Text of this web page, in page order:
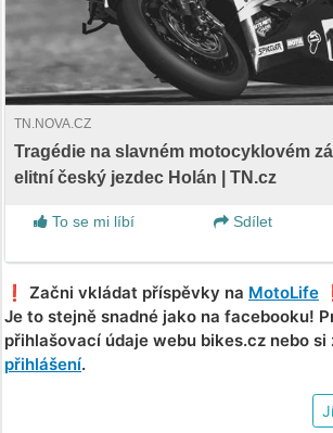
TN.NOVA.CZ
Tragédie na slavném motocyklovém
elitní český jezdec Holán | TN.cz
To se mi líbí
Sdílet
❗️ Začni vkládat příspěvky na MotoLife
Je to stejně snadné jako na facebooku!
přihlašovací údaje webu bikes.cz nebo si
přihlášení.